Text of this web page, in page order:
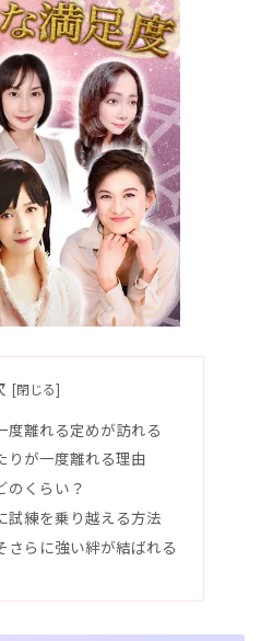
度離れる定めが訪れる
りが一度離れる理由
のくらい？
試練を乗り越える方法
さらに強い絆が結ばれる